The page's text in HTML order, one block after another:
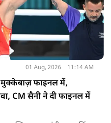
01 Aug, 2026 11:14 AM
फाइनल में,
CM सैनी ने दी फाइनल में